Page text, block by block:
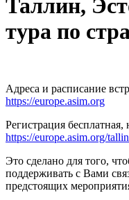
Таллин,
тура по
Адреса и расписание
https://europe.asim.org
Регистрация бесплатная,
https://europe.asim.org/
Это сделано для того,
поддерживать с Вами
предстоящих